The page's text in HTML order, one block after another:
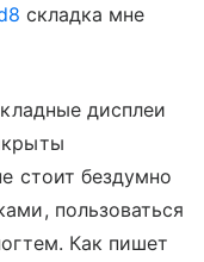
складка мне
дисплеи
стоит бездумно
пользоваться
Как пишет